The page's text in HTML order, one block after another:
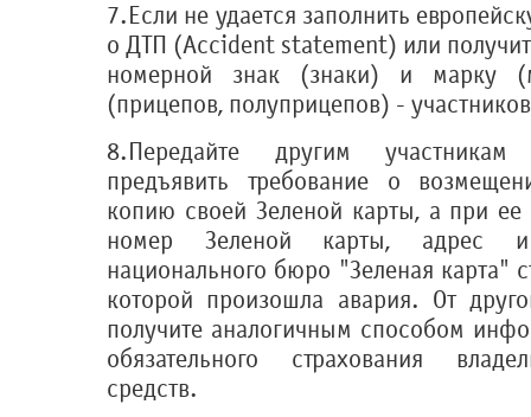
7.Если не удается заполнить
о ДТП (Accident statement) или
номерной знак (знаки) и марку
(прицепов, полуприцепов) -
8.Передайте другим
предъявить требование о
копию своей Зеленой карты, а при ее
номер Зеленой карты, адрес
национального бюро "Зеленая карта"
которой произошла авария. От
получите аналогичным способом
обязательного страхования
средств.